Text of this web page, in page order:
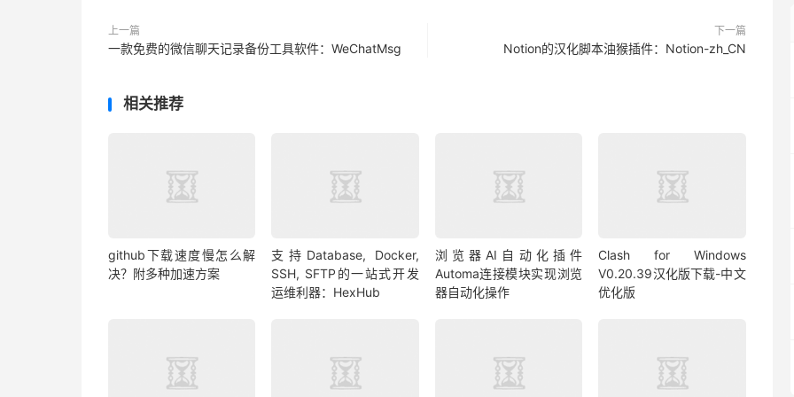
上一篇
一款免费的微信聊天记录备份工具软件：WeChatMsg
下一篇
Notion的汉化脚本油猴插件：Notion-zh_CN
相关推荐
github下载速度慢怎么解
决？附多种加速方案
支持Database, Docker,
SSH, SFTP的一站式开发
运维利器：HexHub
浏览器AI自动化插件
Automa连接模块实现浏览
器自动化操作
Clash for Windows
V0.20.39汉化版下载-中文
优化版